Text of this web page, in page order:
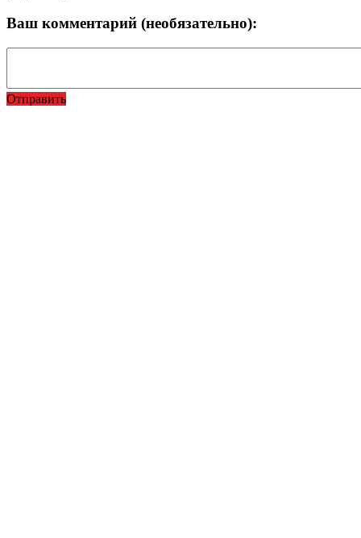
Ваш комментарий (необязательно):
Отправить